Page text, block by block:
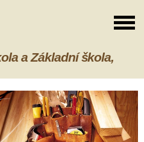
a Základní škola,